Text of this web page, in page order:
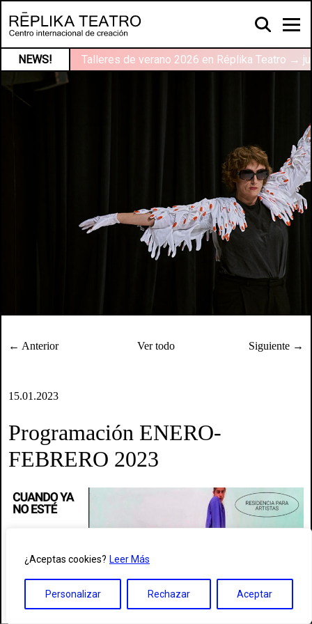
¿Aceptas cookies? Leer Más
Personalizar Rechazar Aceptar
NEWS! Talleres de verano 2026 en Réplika Teatro →
← Anterior Ver todo Siguiente →
15.01.2023
Programación ENERO-
FEBRERO 2023